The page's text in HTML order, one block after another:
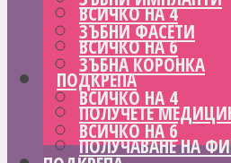
ВСИЧКО НА 4
ВСИЧКО НА 6
ПОДКРЕПА
ПОЛУЧЕТЕ
ПОЛУЧАВАНЕ НА
ЗЪБНИ ФАСЕТИ
ЗЪБНА КОРОНКА
ВСИЧКО НА 4
ВСИЧКО НА 6